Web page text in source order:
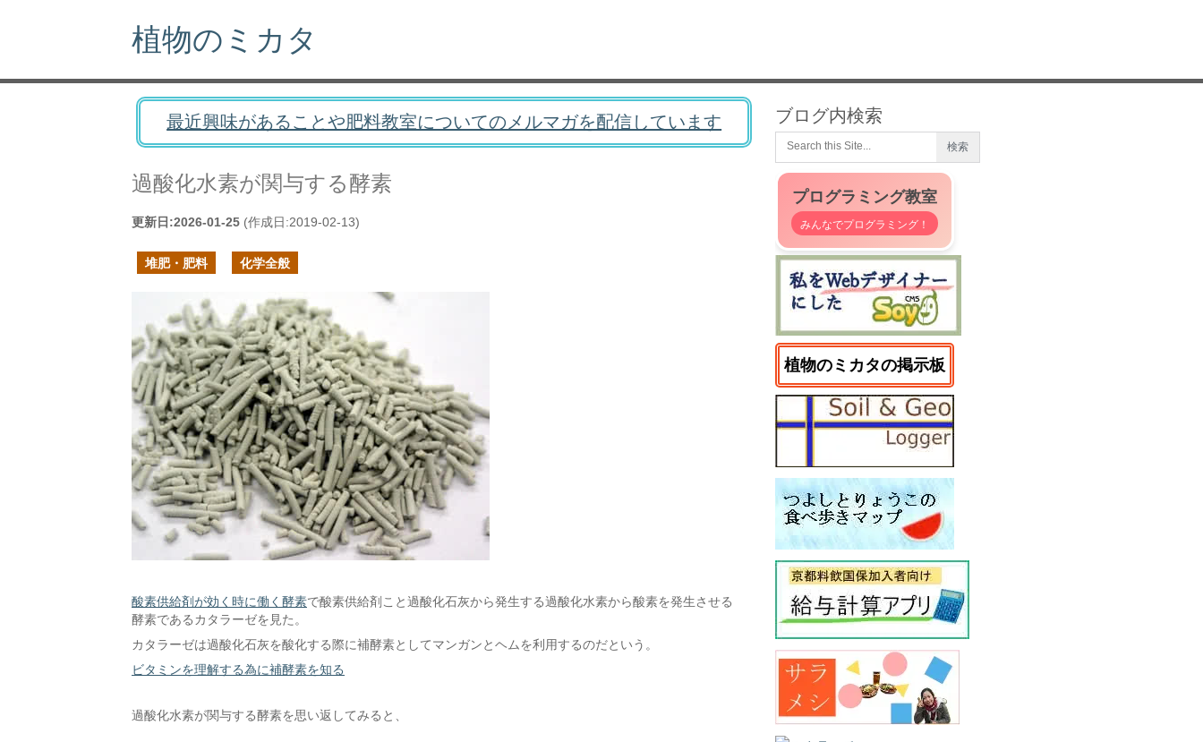
植物のミカタ
最近興味があることや肥料教室についてのメルマガを配信しています
過酸化水素が関与する酵素
更新日:2026-01-25 (作成日:2019-02-13)
堆肥・肥料 化学全般
酸素供給剤が効く時に働く酵素で酸素供給剤こと過酸化石灰から発生する過酸化水素から酸素を発生させる
酵素であるカタラーゼを見た。
カタラーゼは過酸化石灰を酸化する際に補酵素としてマンガンとヘムを利用するのだという。
ビタミンを理解する為に補酵素を知る
過酸化水素が関与する酵素を思い返してみると、
ブログ内検索
プログラミング教室
みんなでプログラミング！
植物のミカタの掲示板